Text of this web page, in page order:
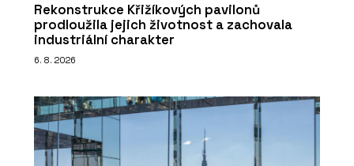
Rekonstrukce Křižíkových pavilonů
prodloužila jejich životnost a zachovala
industriální charakter
6. 8. 2026